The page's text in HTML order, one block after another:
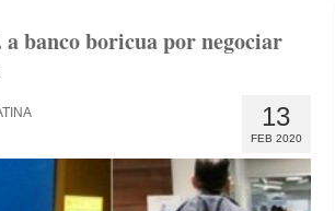
banco boricua por negociar
13
FEB 2020